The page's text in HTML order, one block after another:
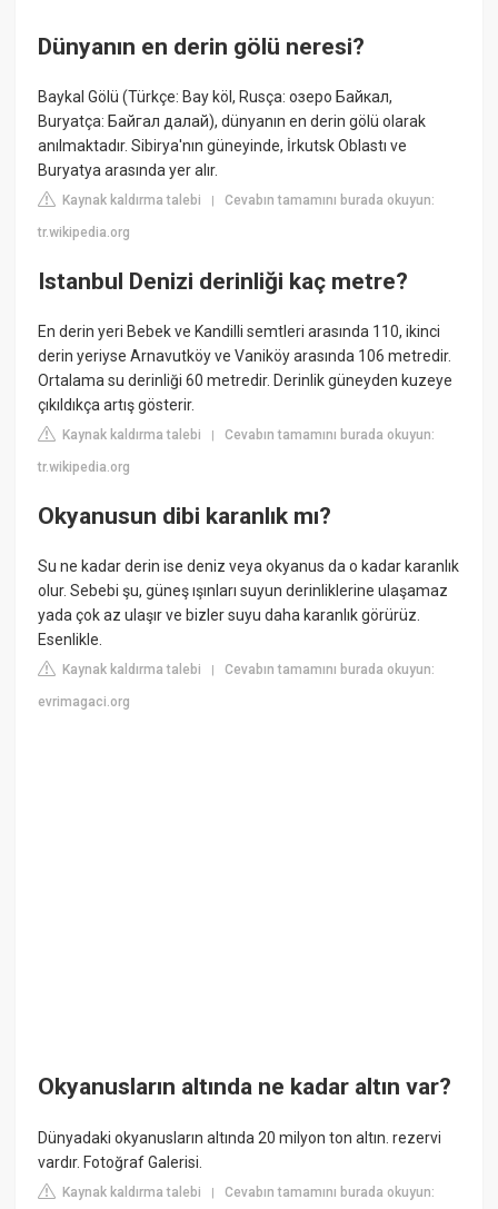
Dünyanın en derin gölü neresi?
Baykal Gölü (Türkçe: Bay köl, Rusça: озеро Байкал,
Buryatça: Байгал далай), dünyanın en derin gölü olarak
anılmaktadır. Sibirya'nın güneyinde, İrkutsk Oblastı ve
Buryatya arasında yer alır.
Kaynak kaldırma talebi |Cevabın tamamını burada okuyun:
tr.wikipedia.org
Istanbul Denizi derinliği kaç metre?
En derin yeri Bebek ve Kandilli semtleri arasında 110, ikinci
derin yeriyse Arnavutköy ve Vaniköy arasında 106 metredir.
Ortalama su derinliği 60 metredir. Derinlik güneyden kuzeye
çıkıldıkça artış gösterir.
Kaynak kaldırma talebi |Cevabın tamamını burada okuyun:
tr.wikipedia.org
Okyanusun dibi karanlık mı?
Su ne kadar derin ise deniz veya okyanus da o kadar karanlık
olur. Sebebi şu, güneş ışınları suyun derinliklerine ulaşamaz
yada çok az ulaşır ve bizler suyu daha karanlık görürüz.
Esenlikle.
Kaynak kaldırma talebi |Cevabın tamamını burada okuyun:
evrimagaci.org
Okyanusların altında ne kadar altın var?
Dünyadaki okyanusların altında 20 milyon ton altın. rezervi
vardır. Fotoğraf Galerisi.
Kaynak kaldırma talebi |Cevabın tamamını burada okuyun: